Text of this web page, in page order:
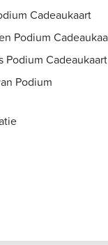
Cadeaukaart
Podium
Podium Cadeaukaart
Podium